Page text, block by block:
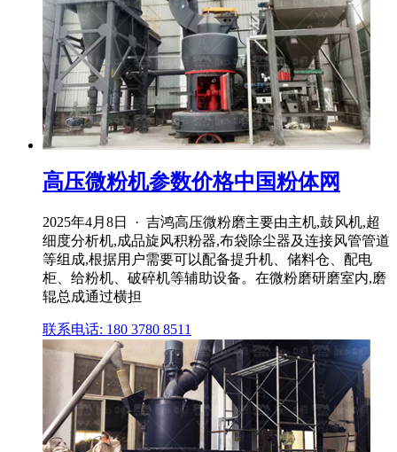
高压微粉机参数价格中国粉体网
2025年4月8日 · 吉鸿高压微粉磨主要由主机,鼓风机,超
细度分析机,成品旋风积粉器,布袋除尘器及连接风管管道
等组成,根据用户需要可以配备提升机、储料仓、配电
柜、给粉机、破碎机等辅助设备。在微粉磨研磨室内,磨
辊总成通过横担
联系电话: 180 3780 8511